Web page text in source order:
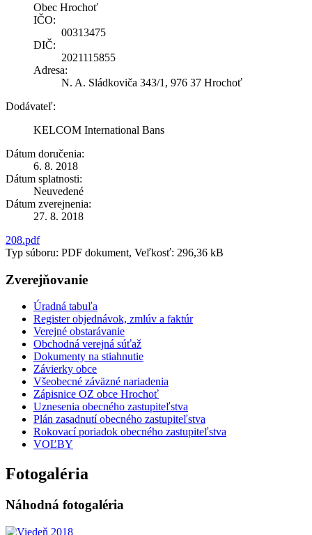
Obec Hrochoť
IČO:
00313475
DIČ:
2021115855
Adresa:
N. A. Sládkoviča 343/1, 976 37 Hrochoť
Dodávateľ:
KELCOM International Bans
Dátum doručenia:
6. 8. 2018
Dátum splatnosti:
Neuvedené
Dátum zverejnenia:
27. 8. 2018
208.pdf
Typ súboru: PDF dokument, Veľkosť: 296,36 kB
Zverejňovanie
Úradná tabuľa
Register objednávok, zmlúv a faktúr
Verejné obstarávanie
Obchodná verejná súťaž
Dokumenty na stiahnutie
Závierky obce
Všeobecné záväzné nariadenia
Zápisnice OZ obce Hrochoť
Uznesenia obecného zastupiteľstva
Plán zasadnutí obecného zastupiteľstva
Rokovací poriadok obecného zastupiteľstva
VOĽBY
Fotogaléria
Náhodná fotogaléria